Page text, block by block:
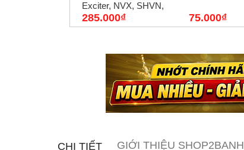
Exciter, NVX, SHVN,
AB, Future Fi chân
dài...
285.000₫ 75.000₫
CHI TIẾT GIỚI THIỆU SHOP2BANH